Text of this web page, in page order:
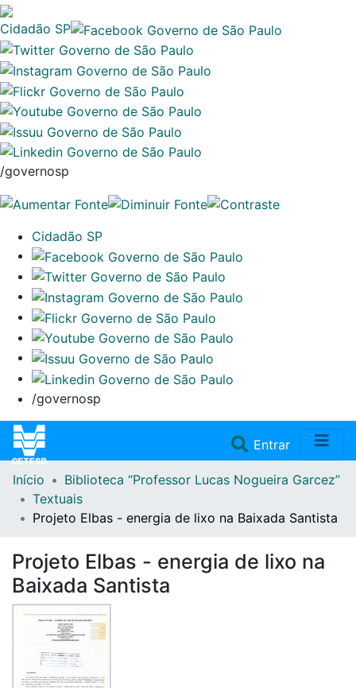
Cidadão SP
/governosp
Cidadão SP
/governosp
Entrar(current)
Home
Repositório
Doações/Aquisições
Fale Conosco
Início
Biblioteca “Professor Lucas Nogueira Garcez”
Textuais
Projeto Elbas - energia de lixo na Baixada Santista
Projeto Elbas - energia de lixo na
Baixada Santista